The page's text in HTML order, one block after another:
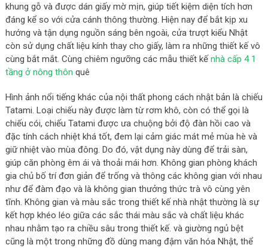
khung gỗ và được dán giấy mờ mịn, giúp tiết kiệm diện tích hơn
đáng kể so với cửa cánh thông thường. Hiện nay để bắt kịp xu
hướng và tận dụng nguồn sáng bên ngoài, cửa trượt kiểu Nhật
còn sử dụng chất liệu kính thay cho giấy, làm ra những thiết kế vô
cùng bắt mắt. Cùng chiêm ngưỡng các mẫu thiết kếnhà cấp 4 1
tầng ở nông thôn quê
Hình ảnh nổi tiếng khác của nội thất phong cách nhật bản là chiếu
Tatami. Loại chiếu này được làm từ rơm khô, còn có thể gọi là
chiếu cói, chiếu Tatami được ưa chuộng bởi độ đàn hồi cao và
đặc tính cách nhiệt khá tốt, đem lại cảm giác mát mẻ mùa hè và
giữ nhiệt vào mùa đông. Do đó, vật dụng này dùng để trải sàn,
giúp căn phòng êm ái và thoải mái hơn. Không gian phòng khách
gia chủ bố trí đơn giản để trống và thông các không gian với nhau
như để đàm đạo và là không gian thưởng thức trà vô cùng yên
tĩnh. Không gian và màu sắc trong thiết kế nhà nhật thường là sự
kết hợp khéo léo giữa các sắc thái màu sắc và chất liệu khác
nhau nhằm tạo ra chiều sâu trong thiết kế. và giường ngủ bệt
cũng là một trong những đồ dùng mang đậm văn hóa Nhật, thể